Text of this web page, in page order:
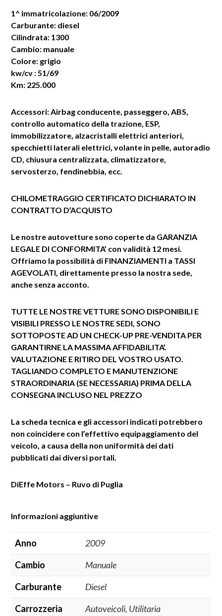
1^ immatricolazione: 06/2009
Carburante: diesel
Cilindrata: 1300
Cambio: manuale
Colore: grigio
kw/cv : 51/69
Km: 225.000
Accessori: Airbag conducente, passeggero, ABS,
controllo automatico della trazione, ESP,
immobilizzatore, alzacristalli elettrici anteriori,
specchietti laterali elettrici, volante in pelle, autoradio
CD, chiusura centralizzata, climatizzatore,
servosterzo, fendinebbia, ecc.
CHILOMETRAGGIO CERTIFICATO DICHIARATO IN
CONTRATTO D’ACQUISTO
Le nostre autovetture sono coperte da GARANZIA
LEGALE DI CONFORMITA’ con validità 12 mesi.
Offriamo la possibilità di FINANZIAMENTI a TASSI
AGEVOLATI, direttamente presso la nostra sede,
anche senza acconto.
TUTTE LE NOSTRE VETTURE SONO DISPONIBILI E
VISIBILI PRESSO LE NOSTRE SEDI, SONO
SOTTOPOSTE AD UN CHECK-UP PRE-VENDITA PER
GARANTIRNE LA MASSIMA AFFIDABILITA’.
VALUTAZIONE E RITIRO DEL VOSTRO USATO.
TAGLIANDO COMPLETO E MANUTENZIONE
STRAORDINARIA (SE NECESSARIA) PRIMA DELLA
CONSEGNA INCLUSO NEL PREZZO
La scheda tecnica e gli accessori indicati potrebbero
non coincidere con l’effettivo equipaggiamento del
veicolo, a causa della non uniformità dei dati
pubblicati dai diversi portali.
DiEffe Motors – Ruvo di Puglia
Informazioni aggiuntive
Anno
2009
Cambio
Manuale
Carburante
Diesel
Carrozzeria
Autoveicoli, Utilitaria